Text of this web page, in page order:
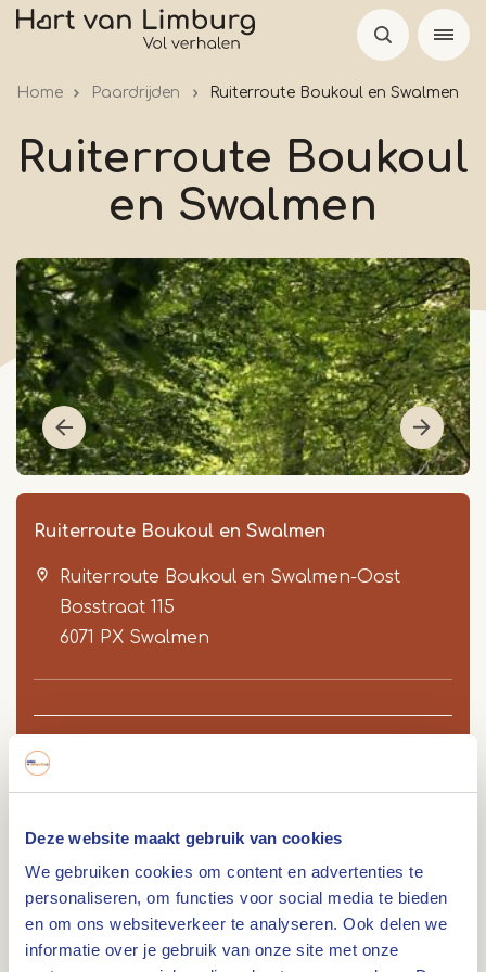
Deze website maakt gebruik van cookies
We gebruiken cookies om content en advertenties te
personaliseren, om functies voor social media te bieden
en om ons websiteverkeer te analyseren. Ook delen we
informatie over je gebruik van onze site met onze
Overslaan
inhoud
gaan
Home Paardrijden Ruiterroute Boukoul en Swalmen
Ruiterroute Boukoul
en Swalmen
Ruiterroute Boukoul en Swalmen
Ruiterroute Boukoul en Swalmen-Oost
Bosstraat 115
6071 PX Swalmen
Lengte: 14,5 km. Deze rustige en landelijke route
voert over veel onverharde paden en landwegen
door de bossen en landerijen rondom Boukoul en